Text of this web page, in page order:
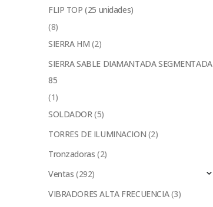
FLIP TOP (25 unidades)
(8)
SIERRA HM (2)
SIERRA SABLE DIAMANTADA SEGMENTADA
85
(1)
SOLDADOR (5)
TORRES DE ILUMINACION (2)
Tronzadoras (2)
Ventas (292)
VIBRADORES ALTA FRECUENCIA (3)